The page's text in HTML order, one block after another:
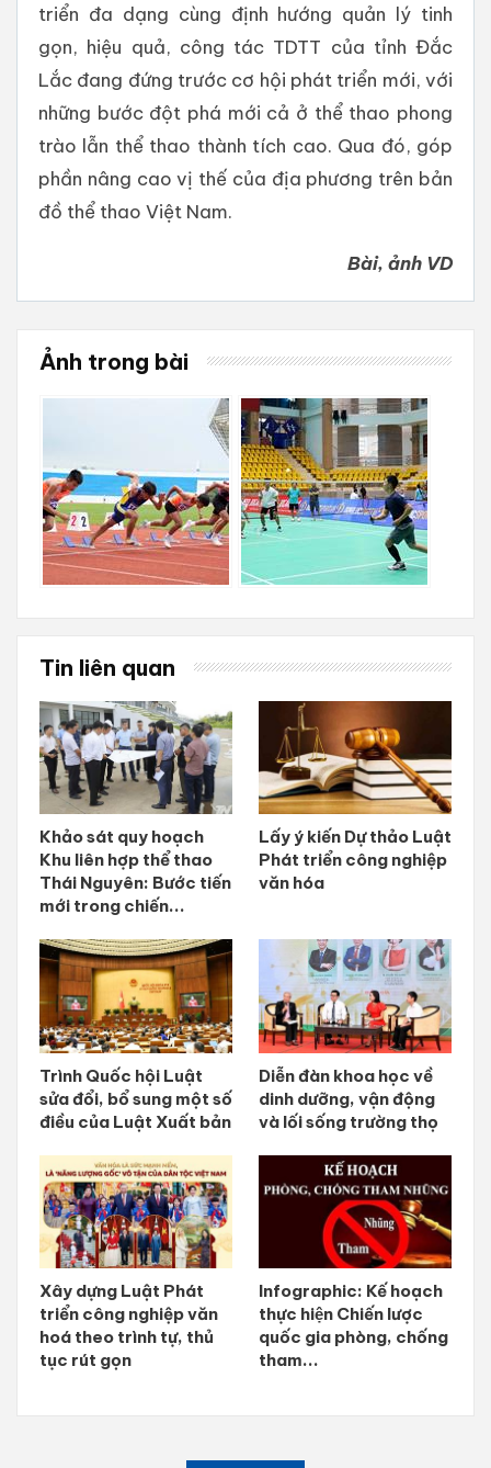
triển đa dạng cùng định hướng quản lý tinh
gọn, hiệu quả, công tác TDTT của tỉnh Đắc
Lắc đang đứng trước cơ hội phát triển mới, với
những bước đột phá mới cả ở thể thao phong
trào lẫn thể thao thành tích cao. Qua đó, góp
phần nâng cao vị thế của địa phương trên bản
đồ thể thao Việt Nam.
Bài, ảnh VD
Ảnh trong bài
Tin liên quan
Khảo sát quy hoạch
Khu liên hợp thể thao
Thái Nguyên: Bước tiến
mới trong chiến...
Lấy ý kiến Dự thảo Luật
Phát triển công nghiệp
văn hóa
Trình Quốc hội Luật
sửa đổi, bổ sung một số
điều của Luật Xuất bản
Diễn đàn khoa học về
dinh dưỡng, vận động
và lối sống trường thọ
Xây dựng Luật Phát
triển công nghiệp văn
hoá theo trình tự, thủ
tục rút gọn
Infographic: Kế hoạch
thực hiện Chiến lược
quốc gia phòng, chống
tham...